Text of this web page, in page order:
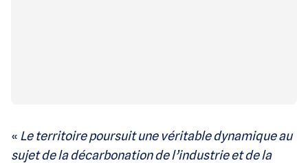
« Le territoire poursuit une véritable dynamique au
sujet de la décarbonation de l’industrie et de la